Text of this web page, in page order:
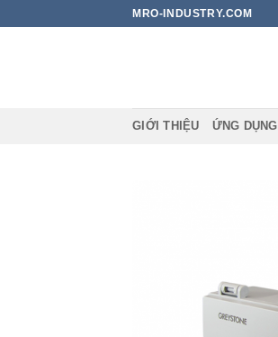
MRO-INDUSTRY.COM
GIỚI THIỆU ỨNG DỤNG